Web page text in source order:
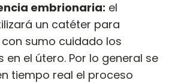
embrionaria: el
un catéter para
sumo cuidado los
en el útero. Por lo general se
tiempo real el proceso